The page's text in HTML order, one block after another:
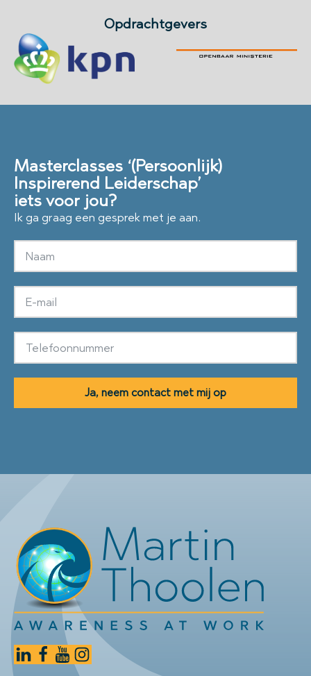
Opdrachtgevers
Masterclasses ‘(Persoonlijk)
Inspirerend Leiderschap’
iets voor jou?
Ik ga graag een gesprek met je aan.
Ja, neem contact met mij op